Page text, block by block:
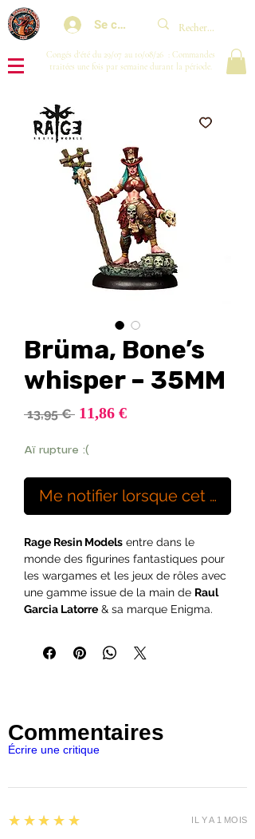
Se connecter
Congés d'été du 29/07 au 10/08/26 : Commandes
traitées une fois par semaine durant la période.
Brüma, Bone’s
whisper – 35MM
13,95 € Prix
11,86 €Prix
Aï rupture :(
Me notifier lorsque cet
Rage Resin Models entre dans le
monde des figurines fantastiques pour
les wargames et les jeux de rôles avec
une gamme issue de la main de Raul
Garcia Latorre & sa marque Enigma.
Cela inclut ses figurines classiques de
35 mm, moulées désormais en résine
Rage.
Commentaires
Écrire une critique
5
★★★★★ IL Y A 1 MOIS